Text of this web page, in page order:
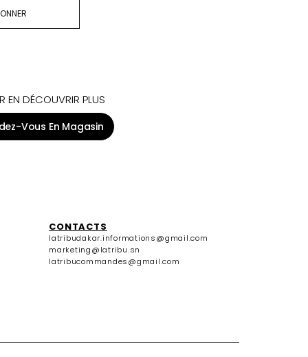
EN DÉCOUVRIR PLUS
Vous En Magasin
CONTACTS
latribudakar.informations@gmail.com
marketing@latribu.sn
latribucommandes@gmail.com